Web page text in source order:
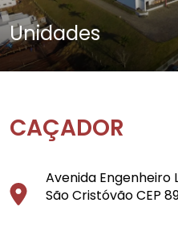
Unidades
CAÇADOR
Avenida Engenheiro
São Cristóvão CEP